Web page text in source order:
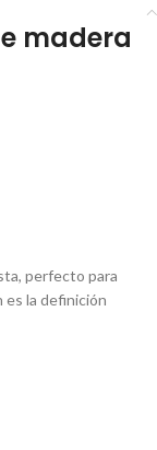
madera
perfecto para
es la definición